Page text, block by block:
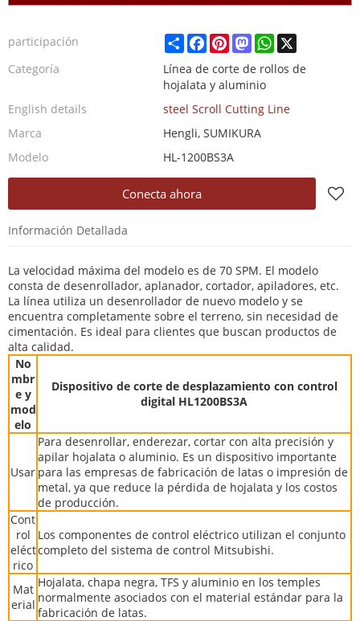
participación ShareFacebook
PinterestMastodonWhatsApp
X
Categoría
Línea de corte de rollos de
hojalata y aluminio
English details
steel Scroll Cutting Line
Marca
Hengli, SUMIKURA
Modelo
HL-1200BS3A
Conecta ahora
Información Detallada
La velocidad máxima del modelo es de 70 SPM. El modelo
consta de desenrollador, aplanador, cortador, apiladores, etc.
La línea utiliza un desenrollador de nuevo modelo y se
encuentra completamente sobre el terreno, sin necesidad de
cimentación. Es ideal para clientes que buscan productos de
alta calidad.
No
mbr
e y
mod
elo
Dispositivo de corte de desplazamiento con control
digital HL1200BS3A
Usar
Para desenrollar, enderezar, cortar con alta precisión y
apilar hojalata o aluminio. Es un dispositivo importante
para las empresas de fabricación de latas o impresión de
metal, ya que reduce la pérdida de hojalata y los costos
de producción.
Cont
rol
eléct
rico
Los componentes de control eléctrico utilizan el conjunto
completo del sistema de control Mitsubishi.
Mat
erial
Hojalata, chapa negra, TFS y aluminio en los temples
normalmente asociados con el material estándar para la
fabricación de latas.